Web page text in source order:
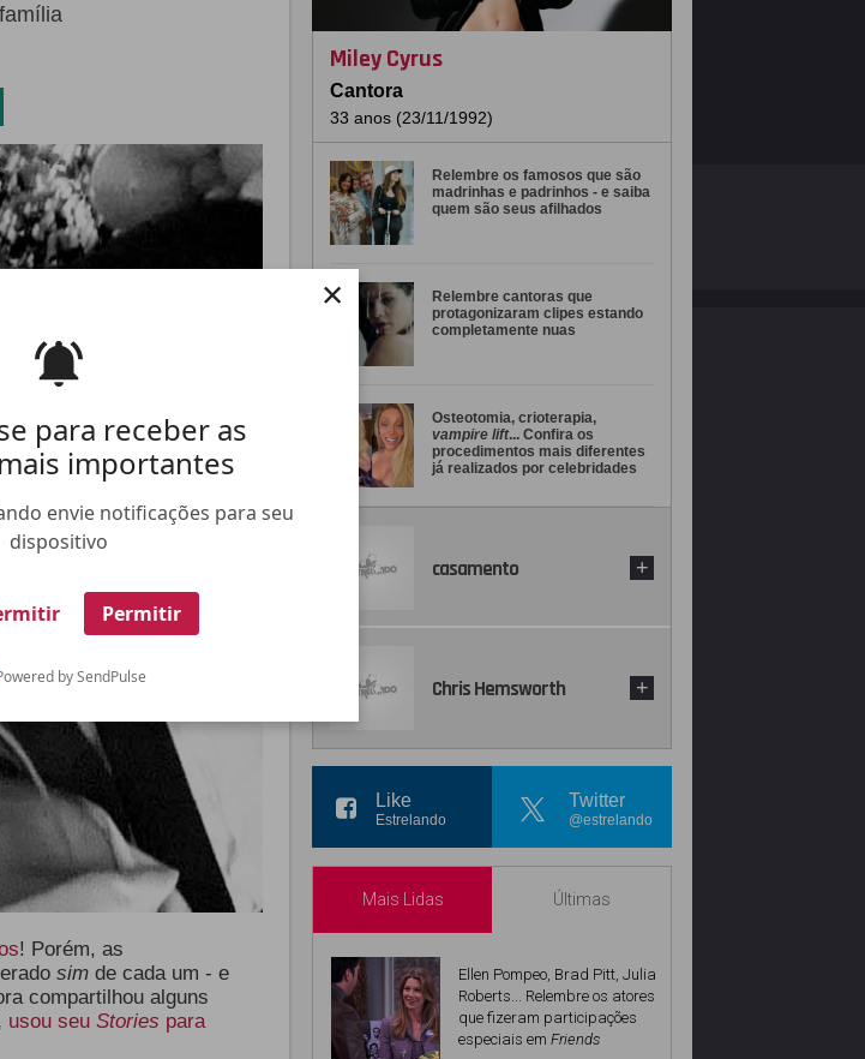
para receber as
importantes
envie notificações para seu
dispositivo
Permitir
by SendPulse
×
! Porém, as
sim de cada um - e
compartilhou alguns
usou seu Stories para
Miley Cyrus
Cantora
33 anos (23/11/1992)
Relembre os famosos que são
madrinhas e padrinhos - e saiba
quem são seus afilhados
Relembre cantoras que
protagonizaram clipes estando
completamente nuas
Osteotomia, crioterapia,
vampire lift... Confira os
procedimentos mais diferentes
já realizados por celebridades
casamento +
Chris Hemsworth +
Like
Estrelando
Twitter
@estrelando
Mais Lidas Últimas
Ellen Pompeo, Brad Pitt, Julia
Roberts... Relembre os atores
que fizeram participações
especiais em Friends
NO ESTRELANDO TRABALHE NO ESTRELANDO POLÍTICA DE PRIVACIDADE